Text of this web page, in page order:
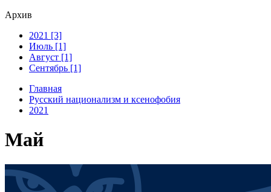
Архив
2021 [3]
Июль [1]
Август [1]
Сентябрь [1]
Главная
Русский национализм и ксенофобия
2021
Май